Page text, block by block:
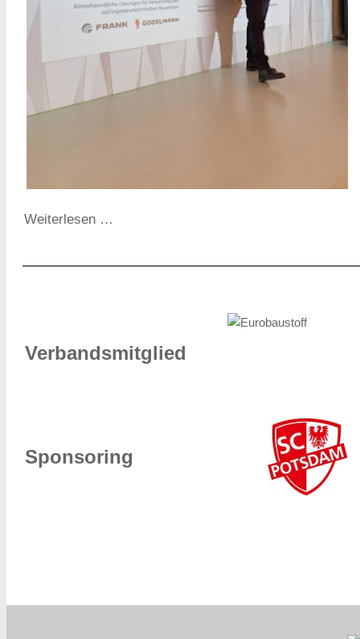
Weiterlesen …
Verbandsmitglied
Sponsoring